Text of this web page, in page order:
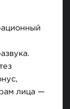
лица —